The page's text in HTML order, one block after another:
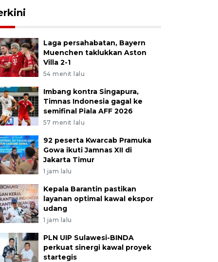
Laga persahabatan, Bayern
Muenchen taklukkan Aston
Villa 2-1
54 menit lalu
Imbang kontra Singapura,
Timnas Indonesia gagal ke
semifinal Piala AFF 2026
57 menit lalu
92 peserta Kwarcab Pramuka
Gowa ikuti Jamnas XII di
Jakarta Timur
1 jam lalu
Kepala Barantin pastikan
layanan optimal kawal ekspor
udang
1 jam lalu
PLN UIP Sulawesi-BINDA
perkuat sinergi kawal proyek
startegis